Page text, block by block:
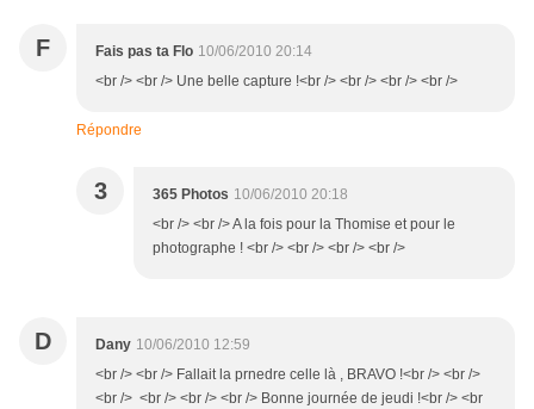
F Fais pas ta Flo 10/06/2010 20:14
<br /> <br /> Une belle capture !<br /> <br /> <br /> <br />
Répondre
3 365 Photos 10/06/2010 20:18
<br /> <br /> A la fois pour la Thomise et pour le
photographe ! <br /> <br /> <br /> <br />
D Dany 10/06/2010 12:59
<br /> <br /> Fallait la prnedre celle là , BRAVO !<br /> <br />
<br /> <br /> <br /> <br /> Bonne journée de jeudi !<br /> <br